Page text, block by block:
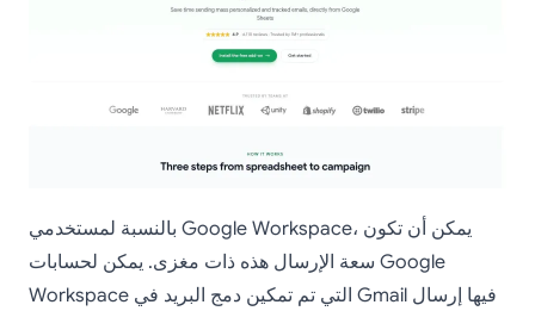
بالنسبة لمستخدمي Google Workspace، يمكن أن تكون
سعة الإرسال هذه ذات مغزى. يمكن لحسابات Google
Workspace التي تم تمكين دمج البريد في Gmail فيها إرسال